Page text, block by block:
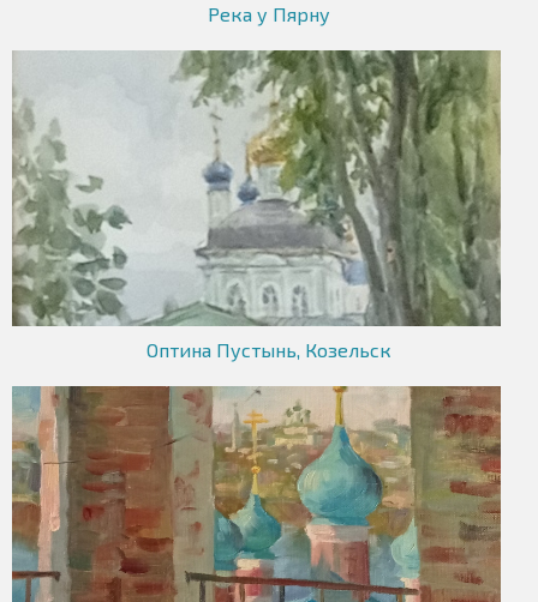
Река у Пярну
Оптина Пустынь, Козельск